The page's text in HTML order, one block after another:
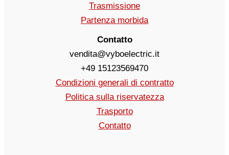
Trasmissione
Partenza morbida
Contatto
vendita@vyboelectric.it
+49 15123569470
Condizioni generali di contratto
Politica sulla riservatezza
Trasporto
Contatto